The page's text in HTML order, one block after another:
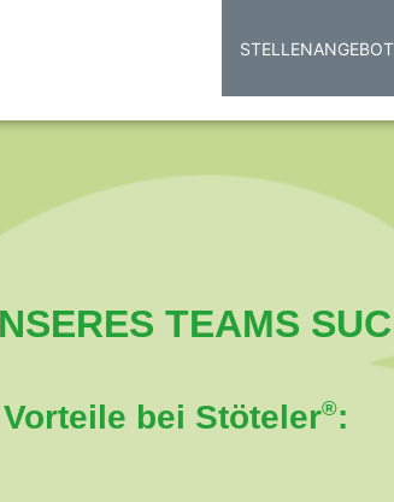
TEAMS
bei Stöteler®: